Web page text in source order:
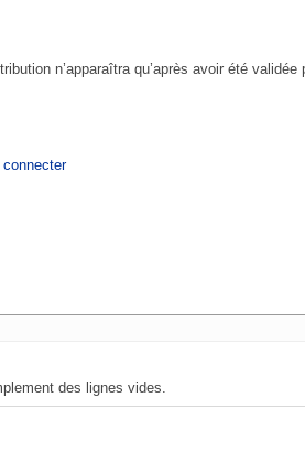
n’apparaîtra qu’après avoir été validée
connecter
des lignes vides.